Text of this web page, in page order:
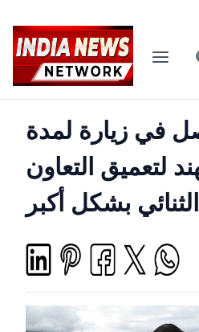
في زيارة لمدة
لتعميق التعاون
الثنائي بشكل أكبر